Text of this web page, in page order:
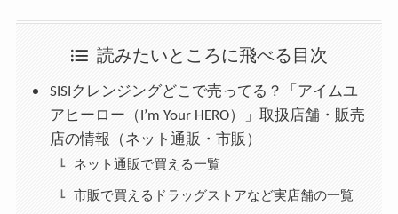
読みたいところに飛べる目次
SISIクレンジングどこで売ってる？「アイムユ
アヒーロー（I’m Your HERO）」取扱店舗・販売
店の情報（ネット通販・市販）
ネット通販で買える一覧
市販で買えるドラッグストアなど実店舗の一覧